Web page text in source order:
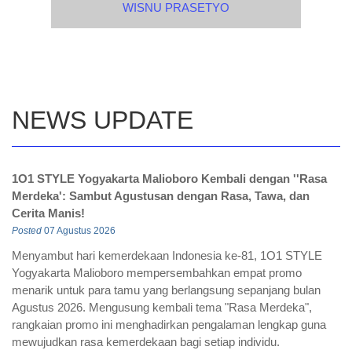
WISNU PRASETYO
NEWS UPDATE
1O1 STYLE Yogyakarta Malioboro Kembali dengan ''Rasa
Merdeka': Sambut Agustusan dengan Rasa, Tawa, dan
Cerita Manis!
Posted 07 Agustus 2026
Menyambut hari kemerdekaan Indonesia ke-81, 1O1 STYLE
Yogyakarta Malioboro mempersembahkan empat promo
menarik untuk para tamu yang berlangsung sepanjang bulan
Agustus 2026. Mengusung kembali tema "Rasa Merdeka",
rangkaian promo ini menghadirkan pengalaman lengkap guna
mewujudkan rasa kemerdekaan bagi setiap individu.